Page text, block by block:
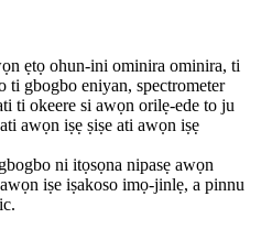
ẹtọ ohun-ini ominira ominira, ti
ti gbogbo eniyan, spectrometer
ti okeere si awọn orilẹ-ede to ju
awọn iṣẹ ṣiṣe ati awọn iṣẹ
ni itọsọna nipasẹ awọn
iṣe iṣakoso imọ-jinlẹ, a pinnu